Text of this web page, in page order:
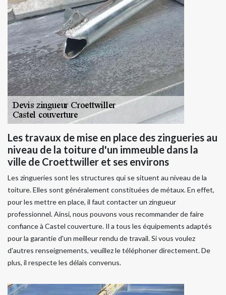
Les travaux de mise en place des zingueries au
niveau de la toiture d'un immeuble dans la
ville de Croettwiller et ses environs
Les zingueries sont les structures qui se situent au niveau de la
toiture. Elles sont généralement constituées de métaux. En effet,
pour les mettre en place, il faut contacter un zingueur
professionnel. Ainsi, nous pouvons vous recommander de faire
confiance à Castel couverture. Il a tous les équipements adaptés
pour la garantie d'un meilleur rendu de travail. Si vous voulez
d'autres renseignements, veuillez le téléphoner directement. De
plus, il respecte les délais convenus.